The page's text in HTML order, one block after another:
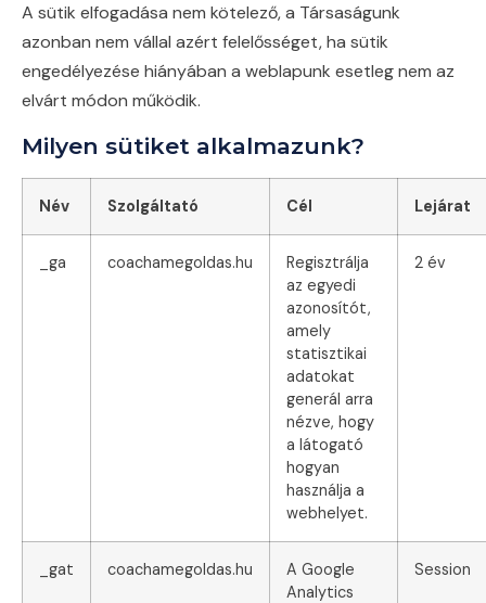
A sütik elfogadása nem kötelező, a Társaságunk
azonban nem vállal azért felelősséget, ha sütik
engedélyezése hiányában a weblapunk esetleg nem az
elvárt módon működik.
Milyen sütiket alkalmazunk?
Név Szolgáltató Cél Lejárat
_ga coachamegoldas.hu
Regisztrálja
az egyedi
azonosítót,
amely
statisztikai
adatokat
generál arra
nézve, hogy
a látogató
hogyan
használja a
webhelyet.
2 év
_gat coachamegoldas.hu
A Google
Analytics
Session